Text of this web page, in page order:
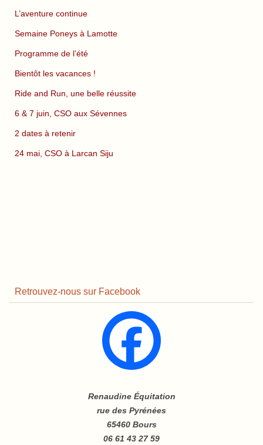
L’aventure continue
Semaine Poneys à Lamotte
Programme de l’été
Bientôt les vacances !
Ride and Run, une belle réussite
6 & 7 juin, CSO aux Sévennes
2 dates à retenir
24 mai, CSO à Larcan Siju
Retrouvez-nous sur Facebook
Renaudine Équitation
rue des Pyrénées
65460 Bours
06 61 43 27 59